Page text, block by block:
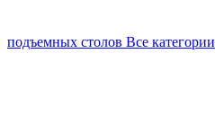
подъемных столов Все категории